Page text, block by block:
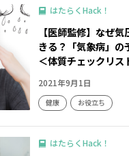
はたらくHack！
【医師監修】なぜ
きる？「気象病」の
＜体質チェックリス
2021年9月1日
健康 お役立ち
はたらくHack！